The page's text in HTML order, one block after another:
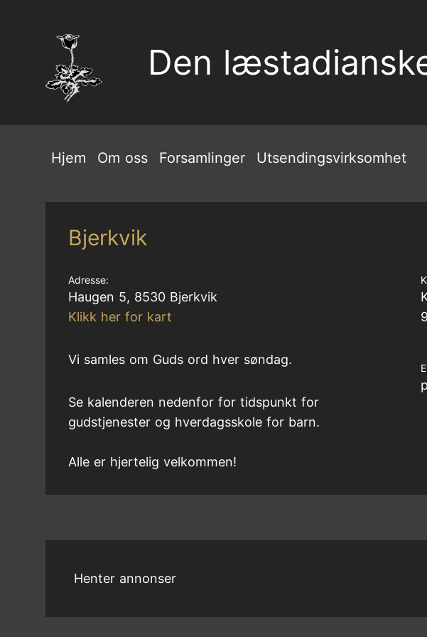
Den
Hjem Om oss Forsamlinger Utsendingsvirksomhet
Bjerkvik
Adresse:
Haugen 5, 8530 Bjerkvik
Klikk her for kart
Vi samles om Guds ord hver søndag.
Se kalenderen nedenfor for tidspunkt for
gudstjenester og hverdagsskole for barn.
Alle er hjertelig velkommen!
Henter annonser